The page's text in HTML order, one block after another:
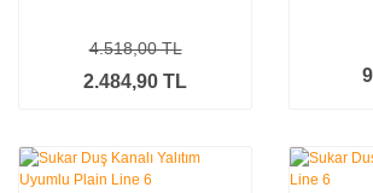
2.484,90 TL
4.518,00 TL